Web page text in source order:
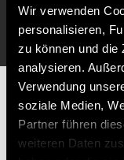
Wir verwenden
personalisieren,
zu können und die
analysieren.
Verwendung
soziale Medien,
Partner führen
weiteren Daten
Partner